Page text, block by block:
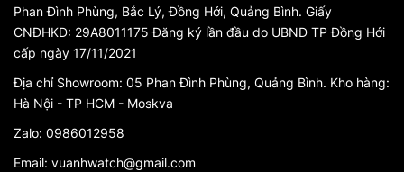
Phan Đình Phùng, Bắc Lý, Đồng Hới, Quảng Bình. Giấy
CNĐHKD: 29A8011175 Đăng ký lần đầu do UBND TP Đồng Hới
cấp ngày 17/11/2021
Địa chỉ Showroom: 05 Phan Đình Phùng, Quảng Bình. Kho hàng:
Hà Nội - TP HCM - Moskva
Zalo: 0986012958
Email: vuanhwatch@gmail.com